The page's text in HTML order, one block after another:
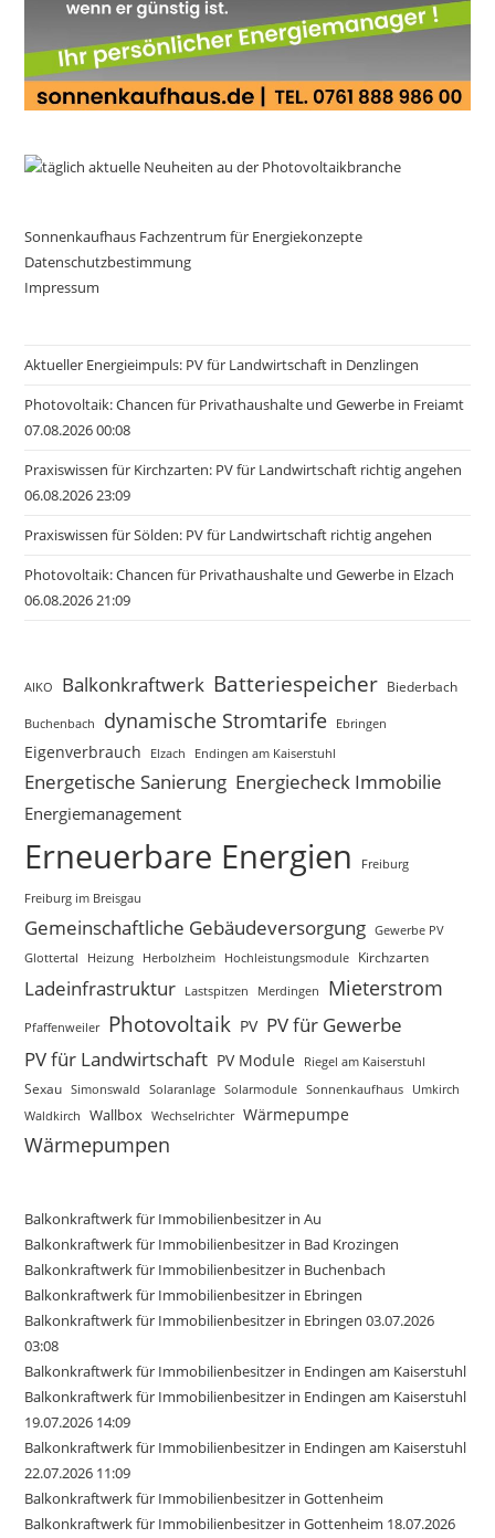
Sonnenkaufhaus Fachzentrum für Energiekonzepte
Datenschutzbestimmung
Impressum
Aktueller Energieimpuls: PV für Landwirtschaft in Denzlingen
Photovoltaik: Chancen für Privathaushalte und Gewerbe in Freiamt
07.08.2026 00:08
Praxiswissen für Kirchzarten: PV für Landwirtschaft richtig angehen
06.08.2026 23:09
Praxiswissen für Sölden: PV für Landwirtschaft richtig angehen
Photovoltaik: Chancen für Privathaushalte und Gewerbe in Elzach
06.08.2026 21:09
AIKO Balkonkraftwerk Batteriespeicher Biederbach
Buchenbach dynamische Stromtarife Ebringen
Eigenverbrauch Elzach Endingen am Kaiserstuhl
Energetische Sanierung Energiecheck Immobilie
Energiemanagement
Erneuerbare Energien Freiburg
Freiburg im Breisgau
Gemeinschaftliche Gebäudeversorgung Gewerbe PV
Glottertal
Heizung Herbolzheim Hochleistungsmodule Kirchzarten
Ladeinfrastruktur Lastspitzen Merdingen Mieterstrom
Pfaffenweiler Photovoltaik PV PV für Gewerbe
PV für Landwirtschaft PV Module Riegel am Kaiserstuhl
Sexau Simonswald Solaranlage Solarmodule Sonnenkaufhaus Umkirch
Waldkirch Wallbox Wechselrichter Wärmepumpe
Wärmepumpen
Balkonkraftwerk für Immobilienbesitzer in Au
Balkonkraftwerk für Immobilienbesitzer in Bad Krozingen
Balkonkraftwerk für Immobilienbesitzer in Buchenbach
Balkonkraftwerk für Immobilienbesitzer in Ebringen
Balkonkraftwerk für Immobilienbesitzer in Ebringen 03.07.2026
03:08
Balkonkraftwerk für Immobilienbesitzer in Endingen am Kaiserstuhl
Balkonkraftwerk für Immobilienbesitzer in Endingen am Kaiserstuhl
19.07.2026 14:09
Balkonkraftwerk für Immobilienbesitzer in Endingen am Kaiserstuhl
22.07.2026 11:09
Balkonkraftwerk für Immobilienbesitzer in Gottenheim
Balkonkraftwerk für Immobilienbesitzer in Gottenheim 18.07.2026